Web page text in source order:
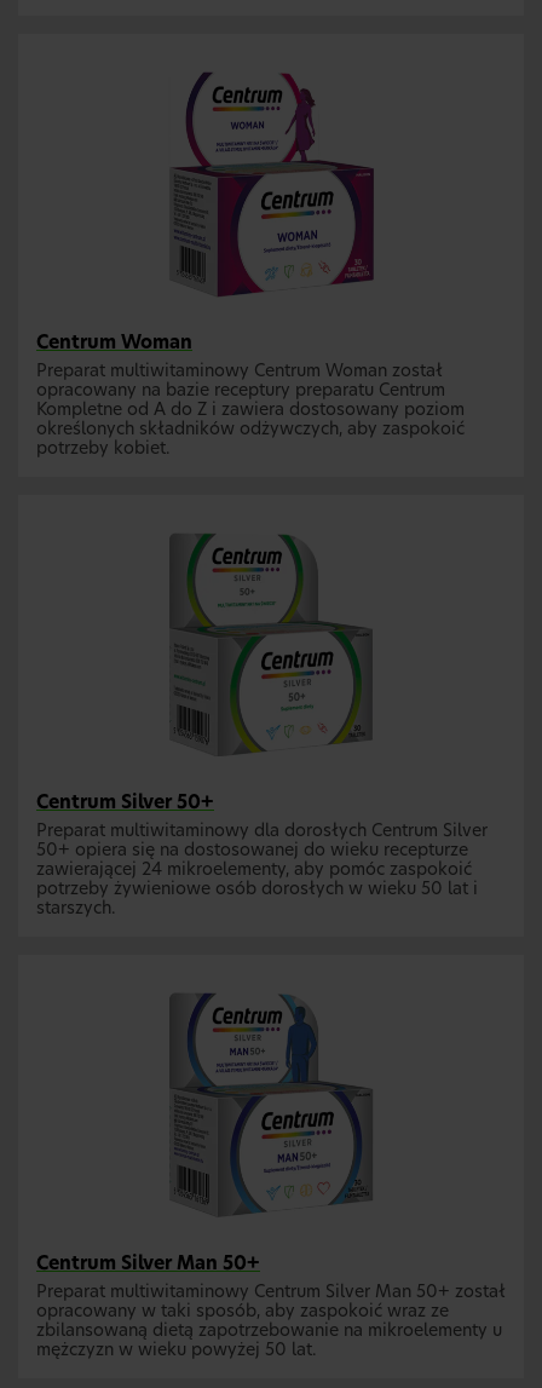
Centrum Woman
Preparat multiwitaminowy Centrum Woman został
opracowany na bazie receptury preparatu Centrum
Kompletne od A do Z i zawiera dostosowany poziom
określonych składników odżywczych, aby zaspokoić
potrzeby kobiet.
Centrum Silver 50+
Preparat multiwitaminowy dla dorosłych Centrum Silver
50+ opiera się na dostosowanej do wieku recepturze
zawierającej 24 mikroelementy, aby pomóc zaspokoić
potrzeby żywieniowe osób dorosłych w wieku 50 lat i
starszych.
Centrum Silver Man 50+
Preparat multiwitaminowy Centrum Silver Man 50+ został
opracowany w taki sposób, aby zaspokoić wraz ze
zbilansowaną dietą zapotrzebowanie na mikroelementy u
mężczyzn w wieku powyżej 50 lat.